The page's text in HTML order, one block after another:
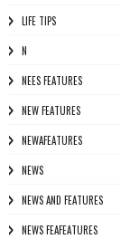
LIFE TIPS
N
NEES FEATURES
NEW FEATURES
NEWAFEATURES
NEWS
NEWS AND FEATURES
NEWS FEAFEATURES